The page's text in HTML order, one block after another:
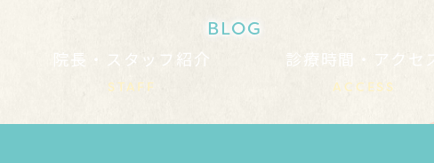
BLOG
院長・スタッフ紹介
STAFF
診療時間・アクセ
ACCESS